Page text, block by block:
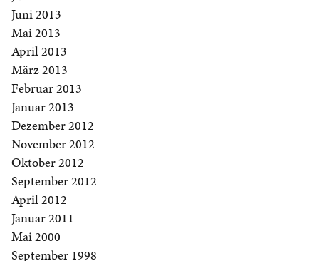
Juni 2013
Mai 2013
April 2013
März 2013
Februar 2013
Januar 2013
Dezember 2012
November 2012
Oktober 2012
September 2012
April 2012
Januar 2011
Mai 2000
September 1998